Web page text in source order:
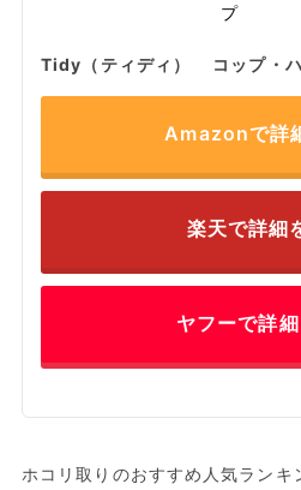
Tidy（ティディ） コップ・ハ
Amazonで詳
楽天で詳細
ヤフーで詳
ホコリ取りのおすすめ人気ラン